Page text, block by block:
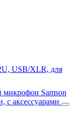
USB/XLR, для
Samson
с аксессуарами